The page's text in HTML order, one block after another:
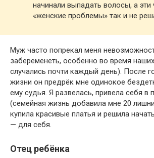
начинали выпадать волосы, а эти
«женские проблемы» так и не
Муж часто попрекал меня
забеременеть, особенно во время
случались почти каждый день). После
жизни он предрёк мне одинокое
ему судья. Я развелась, привела себя в
(семейная жизнь добавила мне 20
купила красивые платья и решила
— для себя.
Отец ребёнка